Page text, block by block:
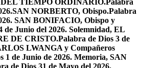
DEL TIEMPO ORDINARIO.Palabra
NORBERTO, Obispo.Palabra
SAN BONIFACIO, Obispo y
de Junio del 2026. Solemnidad, EL
DE CRISTO.Palabra de Dios 3 de
LWANGA y Compañeros
1 de Junio de 2026. Memoria, SAN
de Dios 31 de Mayo del 2026.